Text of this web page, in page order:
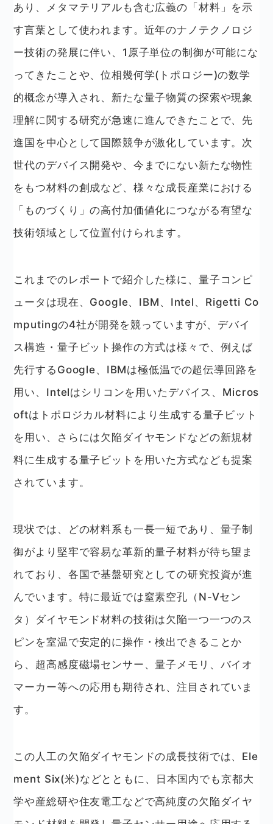
あり、メタマテリアルも含む広義の「材料」を示
す言葉として使われます。近年のナノテクノロジ
ー技術の発展に伴い、1原子単位の制御が可能にな
ってきたことや、位相幾何学(トポロジー)の数学
的概念が導入され、新たな量子物質の探索や現象
理解に関する研究が急速に進んできたことで、先
進国を中心として国際競争が激化しています。次
世代のデバイス開発や、今までにない新たな物性
をもつ材料の創成など、様々な成長産業における
「ものづくり」の高付加価値化につながる有望な
技術領域として位置付けられます。
これまでのレポートで紹介した様に、量子コンピ
ュータは現在、Google、IBM、Intel、Rigetti Co
mputingの4社が開発を競っていますが、デバイ
ス構造・量子ビット操作の方式は様々で、例えば
先行するGoogle、IBMは極低温での超伝導回路を
用い、Intelはシリコンを用いたデバイス、Micros
oftはトポロジカル材料により生成する量子ビット
を用い、さらには欠陥ダイヤモンドなどの新規材
料に生成する量子ビットを用いた方式なども提案
されています。
現状では、どの材料系も一長一短であり、量子制
御がより堅牢で容易な革新的量子材料が待ち望ま
れており、各国で基盤研究としての研究投資が進
んでいます。特に最近では窒素空孔（N-Vセン
タ）ダイヤモンド材料の技術は欠陥一つ一つのス
ピンを室温で安定的に操作・検出できることか
ら、超高感度磁場センサー、量子メモリ、バイオ
マーカー等への応用も期待され、注目されていま
す。
この人工の欠陥ダイヤモンドの成長技術では、Ele
ment Six(米)などとともに、日本国内でも京都大
学や産総研や住友電工などで高純度の欠陥ダイヤ